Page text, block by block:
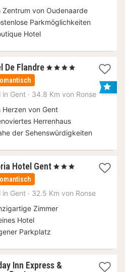
Zentrum von Oudenaarde
Parkmöglichkeiten
Hotel
De Flandre 1
110
, 4 Sterne
in Gent · 34.8 Km von Ronse
Herzen von Gent
Herrenhaus
der Sehenswürdigkeiten
Hotel Gent 1
98
, 3 Sterne
in Gent · 32.5 Km von Ronse
Zimmer
Hotel
Parkplatz
Inn Express &